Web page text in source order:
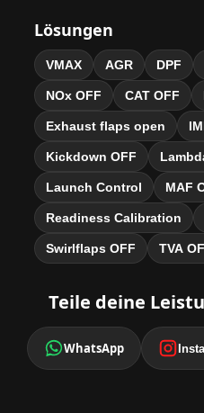
Lösungen
VMAX AGR DPF
NOx OFF CAT OFF
Exhaust flaps open
Kickdown OFF
Launch Control MAF
Readiness Calibration
Swirlflaps OFF TVA
Teile deine
WhatsApp